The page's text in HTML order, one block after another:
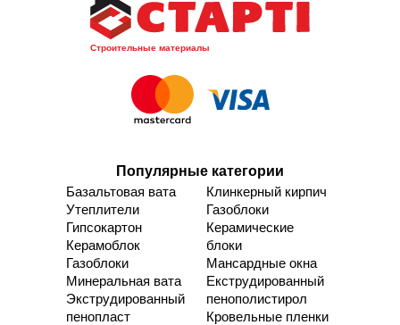
Строительные материалы
Популярные категории
Базальтовая вата
Утеплители
Гипсокартон
Керамоблок
Газоблоки
Минеральная вата
Экструдированный
пенопласт
Клинкерный кирпич
Газоблоки
Керамические
блоки
Мансардные окна
Екструдированный
пенополистирол
Кровельные пленки